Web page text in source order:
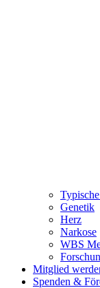
Genetik
Herz
Narkose
WBS
Mitglied
Spenden &